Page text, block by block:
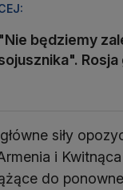
"Nie będziemy
Rosja
siły
i
do